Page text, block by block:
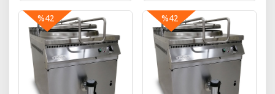
Sepete Ekle Sepete Ekle
%42 %42